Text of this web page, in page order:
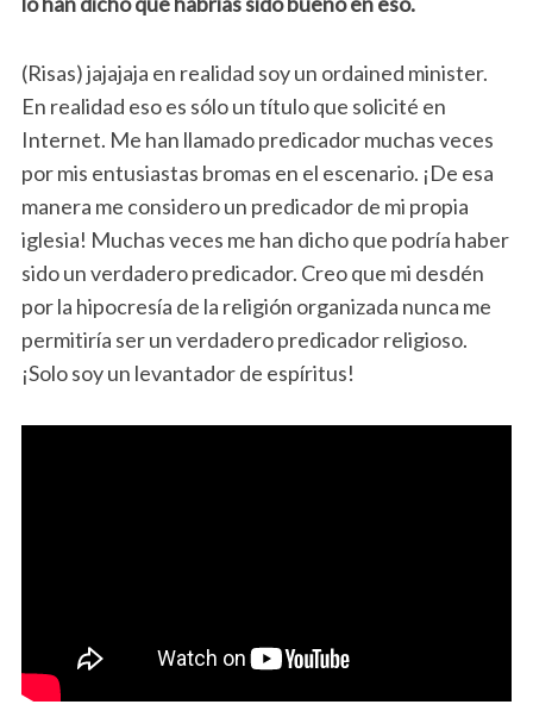
(Risas) jajajaja en realidad soy un ordained minister.
En realidad eso es sólo un título que solicité en
Internet. Me han llamado predicador muchas veces
por mis entusiastas bromas en el escenario. ¡De esa
manera me considero un predicador de mi propia
iglesia! Muchas veces me han dicho que podría haber
sido un verdadero predicador. Creo que mi desdén
por la hipocresía de la religión organizada nunca me
permitiría ser un verdadero predicador religioso.
¡Solo soy un levantador de espíritus!